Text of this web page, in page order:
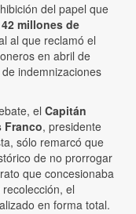
del papel que
42 millones de
al que reclamó el
en abril de
indemnizaciones
el Capitán
Franco, presidente
sólo remarcó que
de no prorrogar
que concesionaba
el
en forma total.